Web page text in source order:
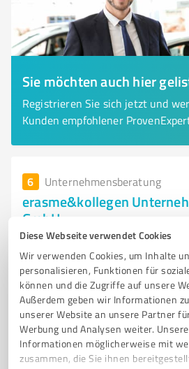
Diese Webseite verwendet Cookies
Wir verwenden Cookies, um Inhalte
personalisieren, Funktionen für
können und die Zugriffe auf unsere
Außerdem geben wir Informationen
unserer Website an unsere Partner
Werbung und Analysen weiter.
Informationen möglicherweise mit
zusammen, die Sie ihnen
Sie möchten auch hier
Registrieren Sie sich jetzt und
Kunden empfohlener
6 Unternehmensberatung
erasme&kollegen
GmbH
Branchenspezifische
Handwerker, Gastronomen und
UNTERNEHMENSBERATUNG MANNHEIM
GASTRONOMEN APOTHEKER MEDIZINER
BETRIEBSWIRTSCHAFTLICHE BERATUNG